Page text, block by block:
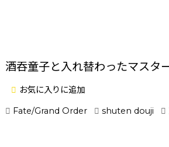
酒吞童子と入れ替わったマスタ
お気に入りに追加
Fate/Grand Order
shuten douji